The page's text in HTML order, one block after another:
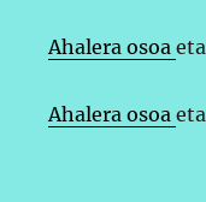
Ahalera osoa
Ahalera osoa